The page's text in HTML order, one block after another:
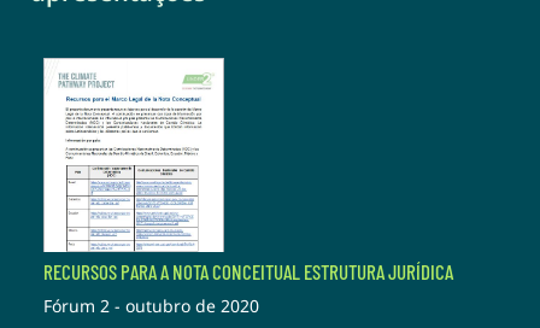
RECURSOS PARA A NOTA CONCEITUAL ESTRUTURA JURÍDICA
Fórum 2 - outubro de 2020